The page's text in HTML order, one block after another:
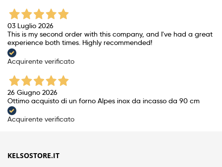
03 Luglio 2026
This is my second order with this company, and I've had a great
experience both times. Highly recommended!
Acquirente verificato
26 Giugno 2026
Ottimo acquisto di un forno Alpes inox da incasso da 90 cm
Acquirente verificato
KELSOSTORE.IT